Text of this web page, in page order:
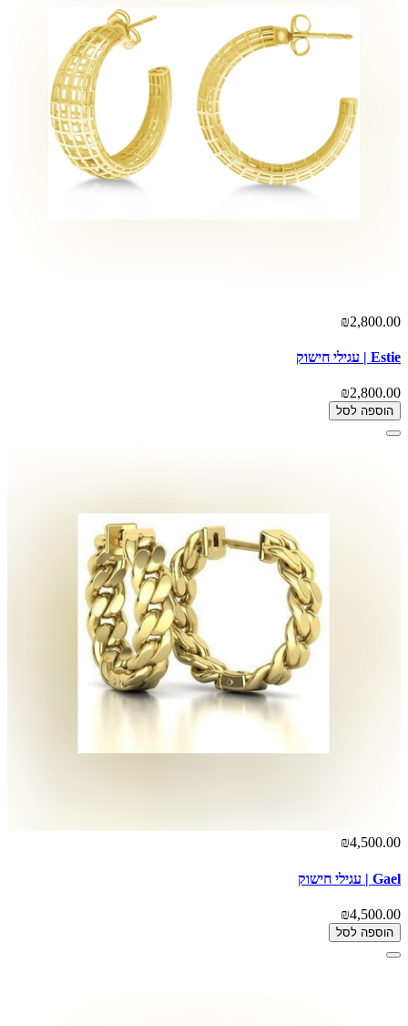
₪2,800.00
Estie | עגילי חישוק
₪2,800.00
הוספה לסל
₪4,500.00
Gael | עגילי חישוק
₪4,500.00
הוספה לסל